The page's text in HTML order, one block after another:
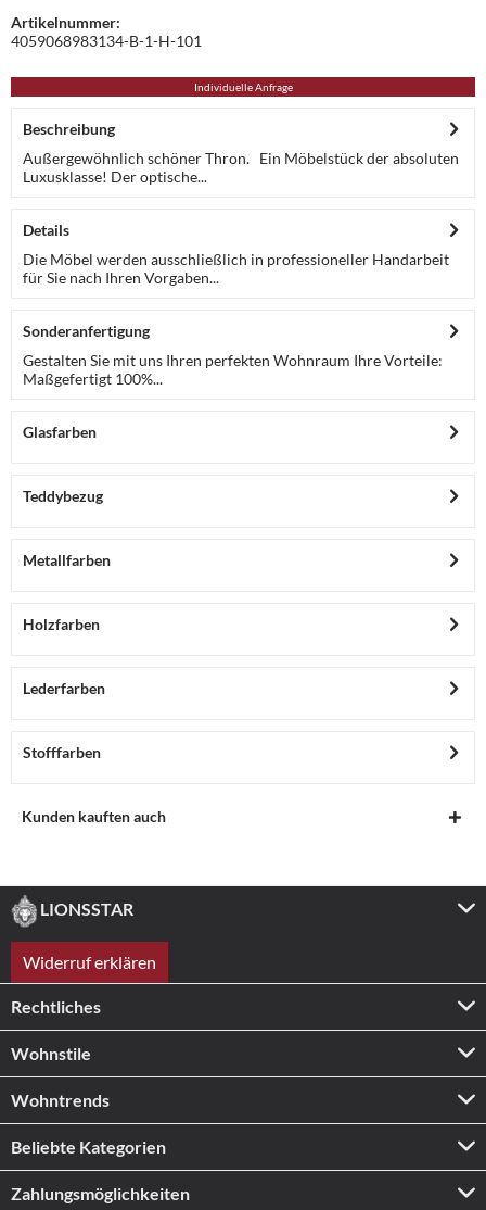
Artikelnummer:
4059068983134-B-1-H-101
Individuelle Anfrage
Beschreibung
Außergewöhnlich schöner Thron. Ein Möbelstück der absoluten
Luxusklasse! Der optische...
Details
Die Möbel werden ausschließlich in professioneller Handarbeit
für Sie nach Ihren Vorgaben...
Sonderanfertigung
Gestalten Sie mit uns Ihren perfekten Wohnraum Ihre Vorteile:
Maßgefertigt 100%...
Glasfarben
Teddybezug
Metallfarben
Holzfarben
Lederfarben
Stofffarben
Kunden kauften auch
LIONSSTAR
Widerruf erklären
Rechtliches
Wohnstile
Wohntrends
Beliebte Kategorien
Zahlungs­möglichkeiten